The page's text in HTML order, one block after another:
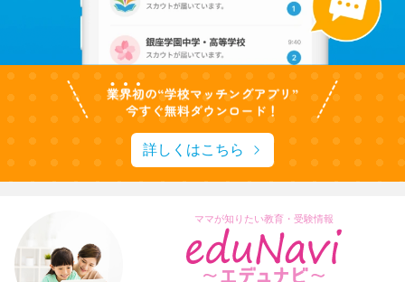
詳しくはこちら
ママが知りたい教育・受験情報